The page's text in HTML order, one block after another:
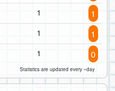
1 1
1 1
1 0
Statistics are updated every ~day